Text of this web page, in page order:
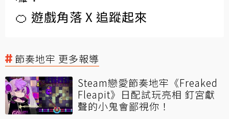
🍊 遊戲角落 X 追蹤起來
節奏地牢 更多報導
Steam戀愛節奏地牢《Freaked
Fleapit》日配試玩亮相 釘宮獻
聲的小鬼會鄙視你！